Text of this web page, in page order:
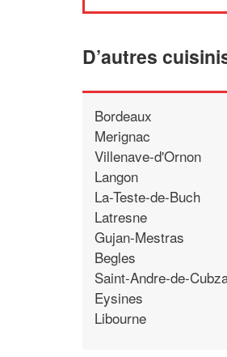
D’autres
Bordeaux
Merignac
Villenave-d'Ornon
Langon
La-Teste-de-Buch
Latresne
Gujan-Mestras
Begles
Saint-Andre-de-
Eysines
Libourne